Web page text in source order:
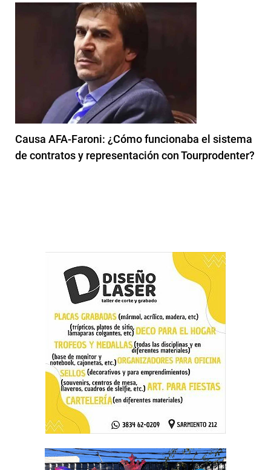
Causa AFA-Faroni: ¿Cómo funcionaba el sistema
de contratos y representación con Tourprodenter?